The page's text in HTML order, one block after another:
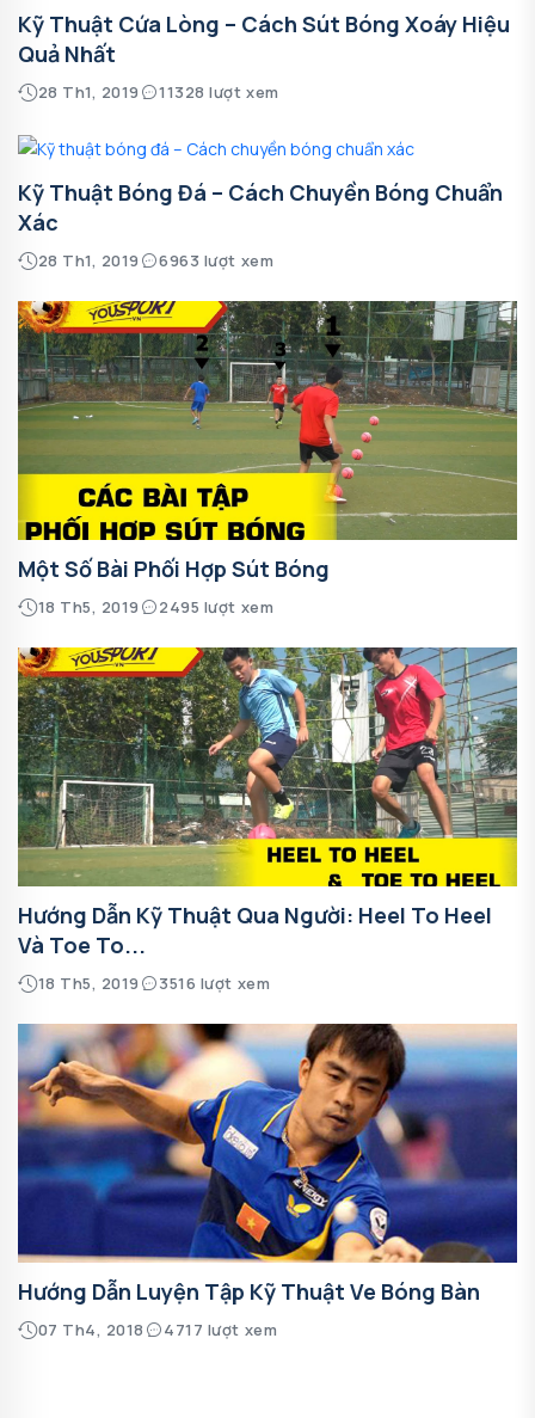
Kỹ Thuật Cứa Lòng – Cách Sút Bóng Xoáy Hiệu
Quả Nhất
28 Th1, 2019 11328 lượt xem
Kỹ Thuật Bóng Đá – Cách Chuyền Bóng Chuẩn
Xác
28 Th1, 2019 6963 lượt xem
Một Số Bài Phối Hợp Sút Bóng
18 Th5, 2019 2495 lượt xem
Hướng Dẫn Kỹ Thuật Qua Người: Heel To Heel
Và Toe To...
18 Th5, 2019 3516 lượt xem
Hướng Dẫn Luyện Tập Kỹ Thuật Ve Bóng Bàn
07 Th4, 2018 4717 lượt xem